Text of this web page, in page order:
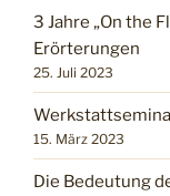
3 Jahre „On the
Erörterungen
25. Juli 2023
15. März 2023
Die Bedeutung